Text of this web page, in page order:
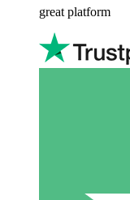
great platform